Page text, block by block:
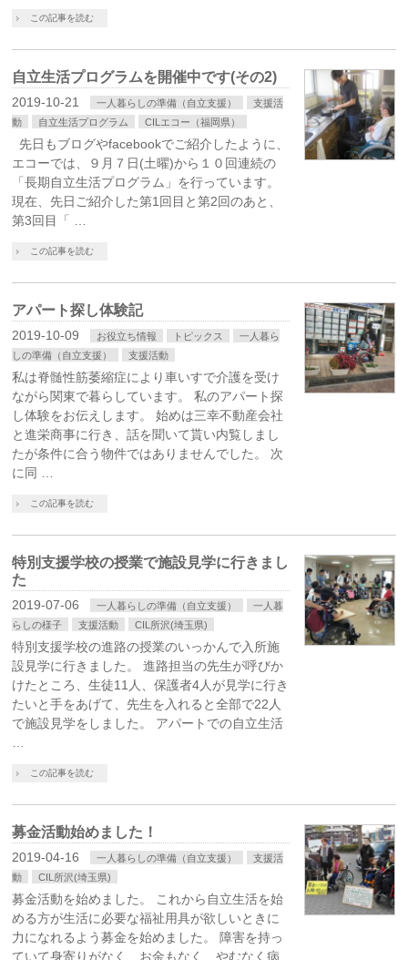
この記事を読む
自立生活プログラムを開催中です(その2)
2019-10-21 一人暮らしの準備（自立支援）
支援活
動
自立生活プログラム CILエコー（福岡県）
先日もブログやfacebookでご紹介したように、
エコーでは、９月７日(土曜)から１０回連続の
「長期自立生活プログラム」を行っています。
現在、先日ご紹介した第1回目と第2回のあと、
第3回目「 …
この記事を読む
アパート探し体験記
2019-10-09 お役立ち情報 トピックス
一人暮ら
しの準備（自立支援）
支援活動
私は脊髄性筋萎縮症により車いすで介護を受け
ながら関東で暮らしています。 私のアパート探
し体験をお伝えします。 始めは三幸不動産会社
と進栄商事に行き、話を聞いて貰い内覧しまし
たが条件に合う物件ではありませんでした。 次
に同 …
この記事を読む
特別支援学校の授業で施設見学に行きまし
た
2019-07-06 一人暮らしの準備（自立支援）
一人暮
らしの様子
支援活動 CIL所沢(埼玉県)
特別支援学校の進路の授業のいっかんで入所施
設見学に行きました。 進路担当の先生が呼びか
けたところ、生徒11人、保護者4人が見学に行き
たいと手をあげて、先生を入れると全部で22人
で施設見学をしました。 アパートでの自立生活
この記事を読む
募金活動始めました！
2019-04-16 一人暮らしの準備（自立支援）
支援活
動
CIL所沢(埼玉県)
募金活動を始めました。 これから自立生活を始
める方が生活に必要な福祉用具が欲しいときに
力になれるよう募金を始めました。 障害を持っ
ていて身寄りがなく、お金もなく、やむなく病